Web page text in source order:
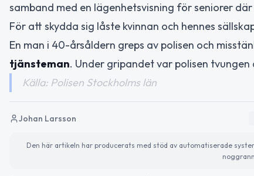
samband med en lägenhetsvisning för seniorer
För att skydda sig låste kvinnan och hennes
En man i 40-årsåldern greps av polisen och
tjänsteman. Under gripandet var polisen
Källa: Polisen Stockholms län
Johan Larsson
Den här artikeln har producerats med stöd av automatiserade